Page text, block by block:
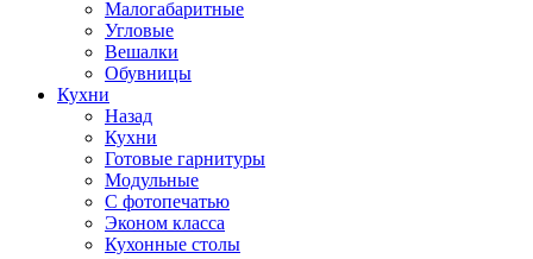
Малогабаритные
Угловые
Вешалки
Обувницы
Кухни
Назад
Кухни
Готовые гарнитуры
Модульные
С фотопечатью
Эконом класса
Кухонные столы